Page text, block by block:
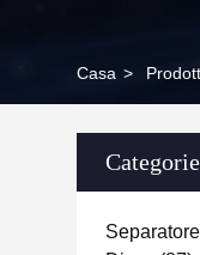
Casa >
Categorie